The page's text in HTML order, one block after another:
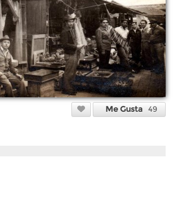
Me Gusta 49